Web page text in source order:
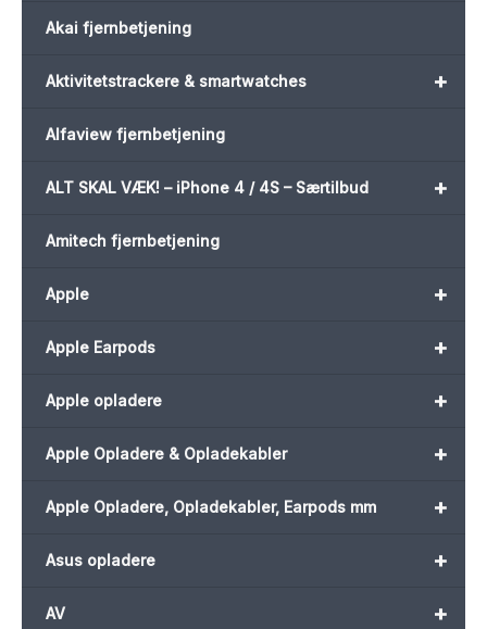
Akai fjernbetjening
+
Aktivitetstrackere & smartwatches
Alfaview fjernbetjening
+
ALT SKAL VÆK! – iPhone 4 / 4S – Særtilbud
Amitech fjernbetjening
+
Apple
+
Apple Earpods
+
Apple opladere
+
Apple Opladere & Opladekabler
+
Apple Opladere, Opladekabler, Earpods mm
+
Asus opladere
+
AV